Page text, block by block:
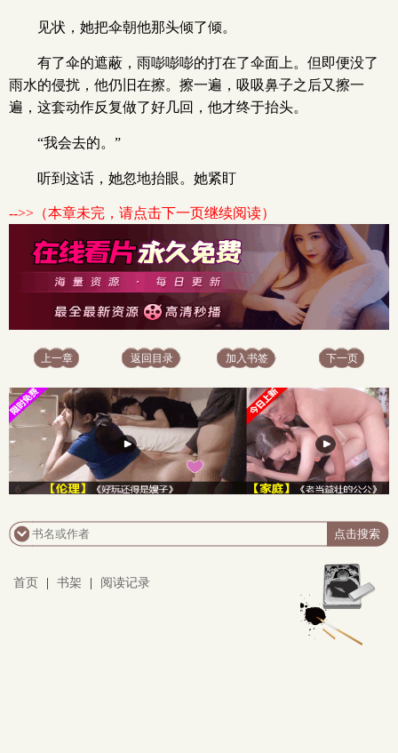
见状，她把伞朝他那头倾了倾。
有了伞的遮蔽，雨嘭嘭嘭的打在了伞面上。但即便没了
雨水的侵扰，他仍旧在擦。擦一遍，吸吸鼻子之后又擦一
遍，这套动作反复做了好几回，他才终于抬头。
“我会去的。”
听到这话，她忽地抬眼。她紧盯
-->>（本章未完，请点击下一页继续阅读）
上一章 返回目录 加入书签 下一页
首页 书架 阅读记录